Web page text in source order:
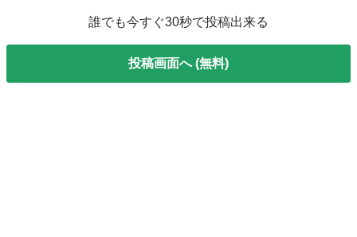
誰でも今すぐ30秒で投稿出来る
投稿画面へ (無料)